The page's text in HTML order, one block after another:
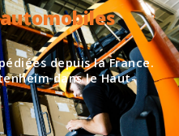
depuis la France.
dans le Haut-